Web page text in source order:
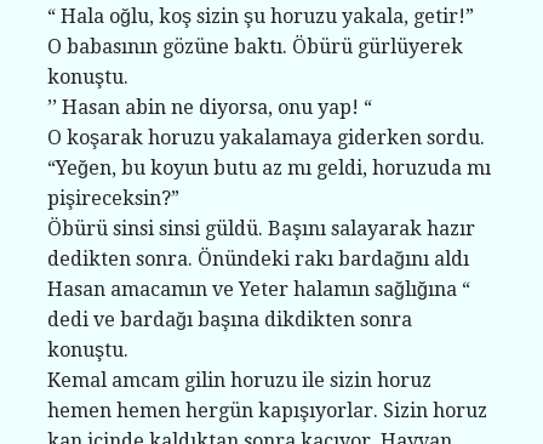
“ Hala oğlu, koş sizin şu horuzu yakala, getir!”
O babasının gözüne baktı. Öbürü gürlüyerek
konuştu.
’’ Hasan abin ne diyorsa, onu yap! “
O koşarak horuzu yakalamaya giderken sordu.
“Yeğen, bu koyun butu az mı geldi, horuzuda mı
pişireceksin?”
Öbürü sinsi sinsi güldü. Başını salayarak hazır
dedikten sonra. Önündeki rakı bardağını aldı
Hasan amacamın ve Yeter halamın sağlığına “
dedi ve bardağı başına dikdikten sonra
konuştu.
Kemal amcam gilin horuzu ile sizin horuz
hemen hemen hergün kapışıyorlar. Sizin horuz